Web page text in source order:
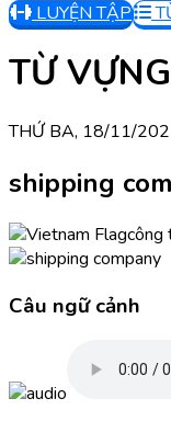
LUYỆN TẬP
TỪ
THỨ BA, 18/11/
shipping
công
Câu ngữ cảnh